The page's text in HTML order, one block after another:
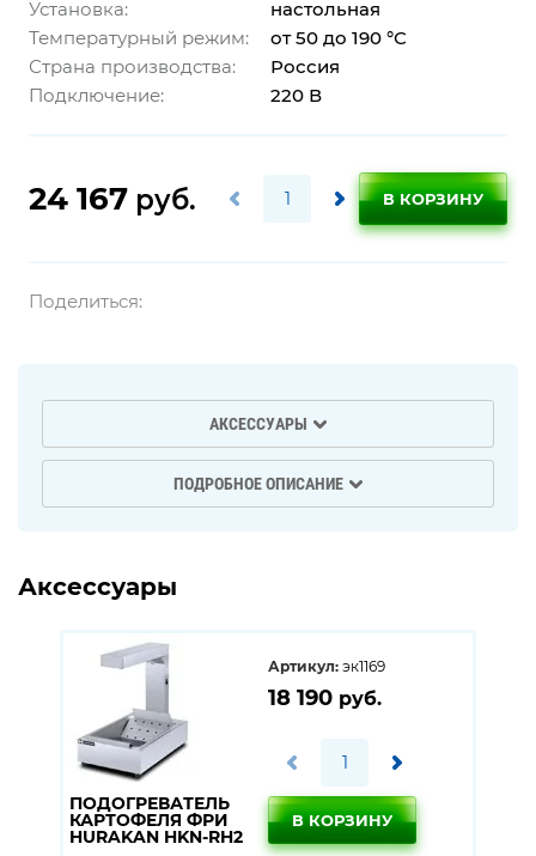
Установка:
настольная
Температурный режим:
от 50 до 190 °С
Страна производства:
Россия
Подключение:
220 В
24 167 руб. В КОРЗИНУ
Поделиться:
АКСЕССУАРЫ
ПОДРОБНОЕ ОПИСАНИЕ
Аксессуары
ПОДОГРЕВАТЕЛЬ
КАРТОФЕЛЯ ФРИ
HURAKAN HKN-RH2
Артикул: эк1169
18 190 руб.
В КОРЗИНУ